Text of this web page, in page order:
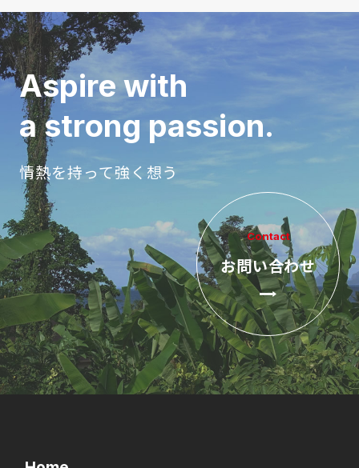
Aspire with
a strong passion.
情熱を持って強く想う
Contact
お問い合わせ